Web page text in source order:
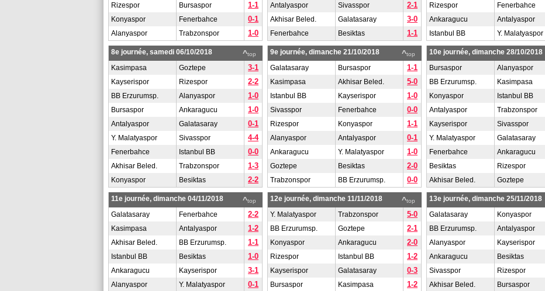
Rizespor Bursaspor 1-1
Konyaspor Fenerbahce 0-1
Alanyaspor Trabzonspor 1-0
Antalyaspor Sivasspor 2-1
Akhisar Beled. Galatasaray 3-0
Fenerbahce Besiktas 1-1
Rizespor Fenerbahce
Ankaragucu Antalyaspor
Istanbul BB Y. Malatyaspor
^top
8e journée, samedi 06/10/2018
Kasimpasa
Goztepe 3-1
Kayserispor Rizespor 2-2
BB Erzurumsp. Alanyaspor 1-0
Bursaspor Ankaragucu 1-0
Antalyaspor Galatasaray 0-1
Y. Malatyaspor Sivasspor 4-4
Fenerbahce Istanbul BB 0-0
Akhisar Beled. Trabzonspor 1-3
Konyaspor Besiktas 2-2
^top
9e journée, dimanche 21/10/2018
Galatasaray
Bursaspor 1-1
Kasimpasa Akhisar Beled. 5-0
Istanbul BB Kayserispor 1-0
Sivasspor Fenerbahce 0-0
Rizespor Konyaspor 1-1
Alanyaspor Antalyaspor 0-1
Ankaragucu Y. Malatyaspor 1-0
Goztepe Besiktas 2-0
Trabzonspor BB Erzurumsp. 0-0
10e journée, dimanche 28/10/2018
Bursaspor
Alanyaspor
BB Erzurumsp. Kasimpasa
Konyaspor Istanbul BB
Antalyaspor Trabzonspor
Kayserispor Sivasspor
Y. Malatyaspor Galatasaray
Fenerbahce Ankaragucu
Besiktas Rizespor
Akhisar Beled. Goztepe
^top
11e journée, dimanche 04/11/2018
Galatasaray
Fenerbahce 2-2
Kasimpasa Antalyaspor 1-2
Akhisar Beled. BB Erzurumsp. 1-1
Istanbul BB Besiktas 1-0
Ankaragucu Kayserispor 3-1
Alanyaspor Y. Malatyaspor 0-1
^top
12e journée, dimanche 11/11/2018
Y. Malatyaspor
Trabzonspor 5-0
BB Erzurumsp. Goztepe 2-1
Konyaspor Ankaragucu 2-0
Rizespor Istanbul BB 1-2
Kayserispor Galatasaray 0-3
Bursaspor Kasimpasa 1-2
13e journée, dimanche 25/11/2018
Galatasaray
Konyaspor
BB Erzurumsp. Antalyaspor
Alanyaspor Kayserispor
Ankaragucu Besiktas
Sivasspor Rizespor
Akhisar Beled. Bursaspor